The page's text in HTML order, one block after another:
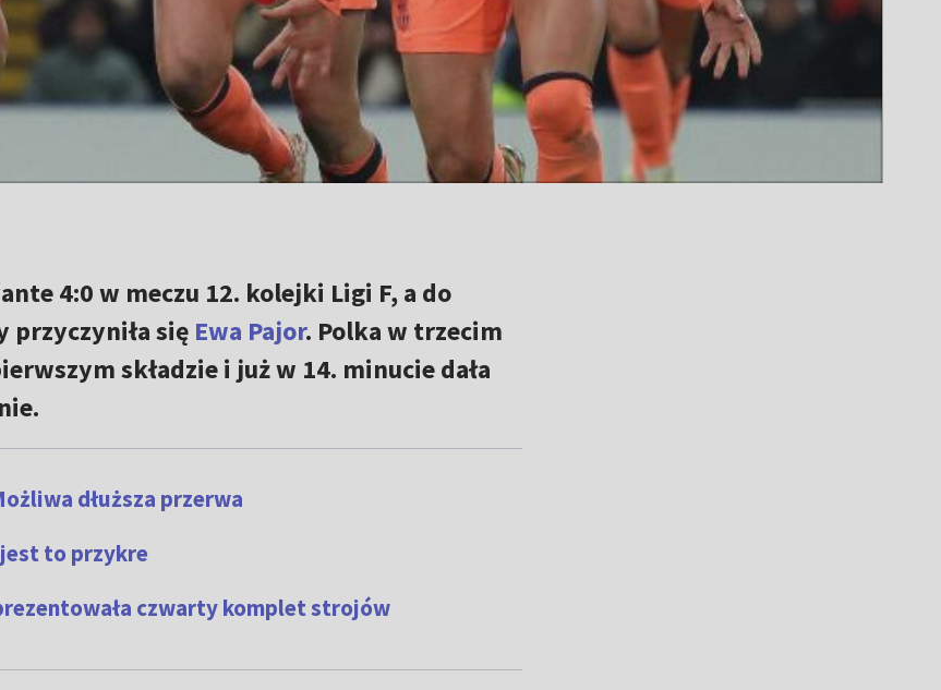
4:0 w meczu 12. kolejki Ligi F, a do
przyczyniła się Ewa Pajor. Polka w trzecim
składzie i już w 14. minucie dała
dłuższa przerwa
to przykre
czwarty komplet strojów